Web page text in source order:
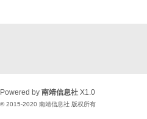
Powered by 南靖信息社 X1.0
© 2015-2020 南靖信息社 版权所有